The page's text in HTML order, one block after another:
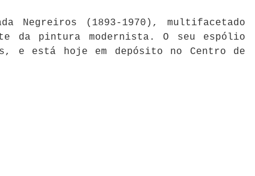
Negreiros (1893-1970), multifacetado
da pintura modernista. O seu espólio
e está hoje em depósito no Centro de